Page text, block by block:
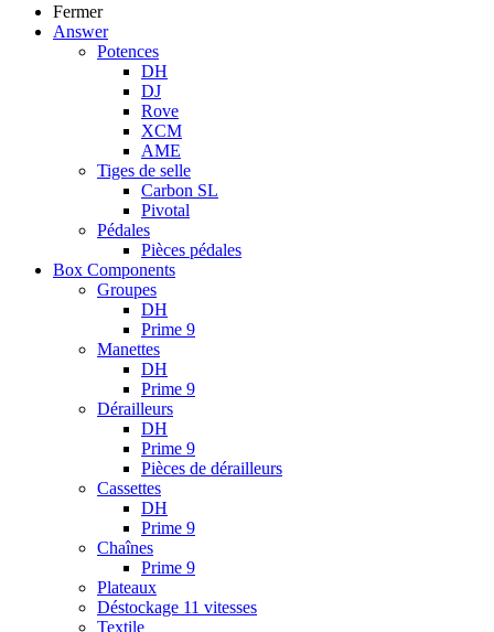
Fermer
Answer
Potences
DH
DJ
Rove
XCM
AME
Tiges de selle
Carbon SL
Pivotal
Pédales
Pièces pédales
Box Components
Groupes
DH
Prime 9
Manettes
DH
Prime 9
Dérailleurs
DH
Prime 9
Pièces de dérailleurs
Cassettes
DH
Prime 9
Chaînes
Prime 9
Plateaux
Déstockage 11 vitesses
Textile